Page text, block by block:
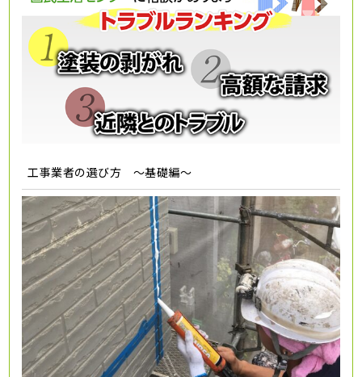
工事業者の選び方 ～基礎編～